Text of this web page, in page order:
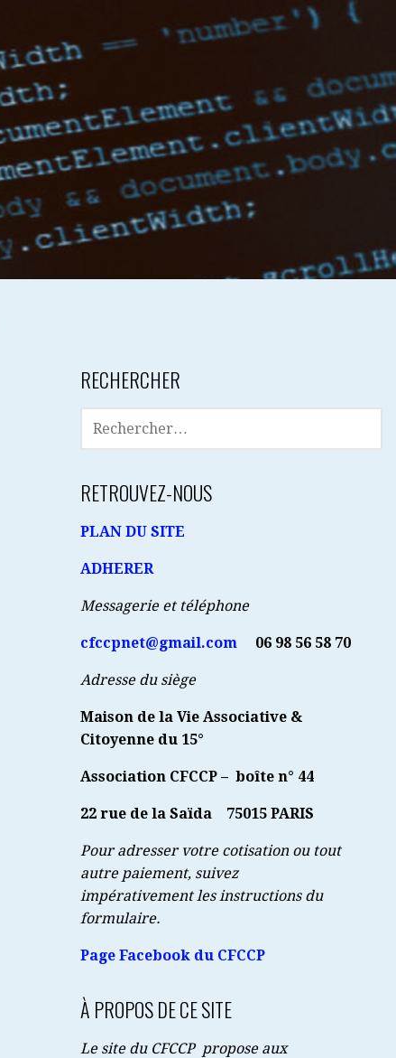
RECHERCHER
RECHERCHER :
RETROUVEZ-NOUS
PLAN DU SITE
ADHERER
Messagerie et téléphone
cfccpnet@gmail.com 06 98 56 58 70
Adresse du siège
Maison de la Vie Associative &
Citoyenne du 15°
Association CFCCP – boîte n° 44
22 rue de la Saïda 75015 PARIS
Pour adresser votre cotisation ou tout
autre paiement, suivez
impérativement les instructions du
formulaire.
Page Facebook du CFCCP
À PROPOS DE CE SITE
Le site du CFCCP propose aux